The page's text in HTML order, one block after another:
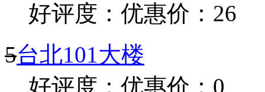
好评度： 优惠价：26
5台北101大楼
好评度： 优惠价：0